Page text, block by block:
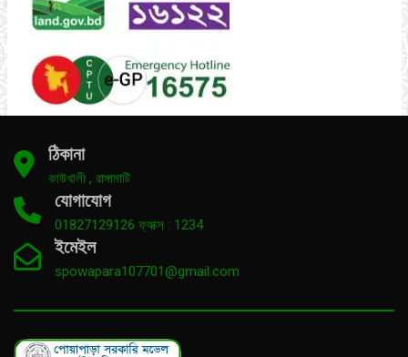
ঠিকানা
কাউখালী , রাঙ্গামাটি
যোগাযোগ
01827129126 ফ্যাক্স : 1234
ইমেইল
spowapara107701@gmail.com